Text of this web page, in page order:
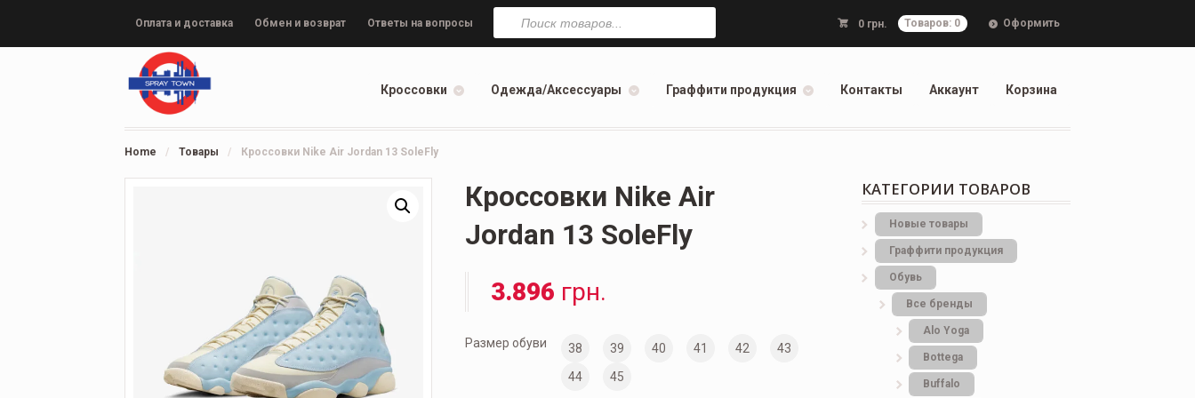
Оплата и доставка Обмен и возврат Ответы на вопросы 0 грн. Товаров: 0 Оформить
Поиск
товаров
Кроссовки Одежда/Аксессуары Граффити продукция Контакты Аккаунт Корзина
Home / Товары / Кроссовки Nike Air Jordan 13 SoleFly
Кроссовки Nike Air
Jordan 13 SoleFly
3.896 грн.
Размер обуви 38 39 40 41 42
43
44
45
КАТЕГОРИИ ТОВАРОВ
Новые товары
Граффити продукция
Обувь
Все бренды
Alo Yoga
Bottеga
Buffalo